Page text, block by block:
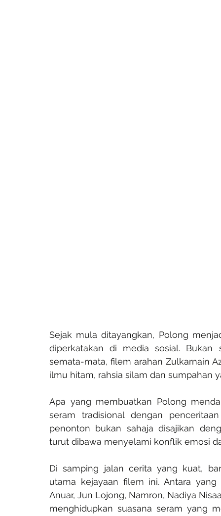
Sejak mula ditayangkan, Polong
diperkatakan di media sosial. Bukan
semata-mata, filem arahan Zulkarnain
ilmu hitam, rahsia silam dan sumpahan
Apa yang membuatkan Polong
seram tradisional dengan
penonton bukan sahaja disajikan
turut dibawa menyelami konflik emosi
Di samping jalan cerita yang kuat,
utama kejayaan filem ini. Antara
Anuar, Jun Lojong, Namron, Nadiya
menghidupkan suasana seram yang